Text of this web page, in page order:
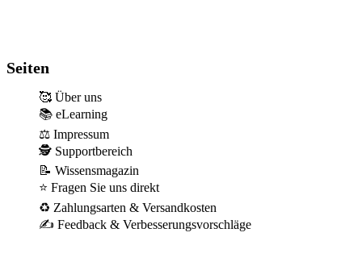
Seiten
🥰 Über uns
📚 eLearning
⚖️ Impressum
🕵 Supportbereich
📝 Wissensmagazin
⭐ Fragen Sie uns direkt
♻️ Zahlungsarten & Versandkosten
✍️ Feedback & Verbesserungsvorschläge